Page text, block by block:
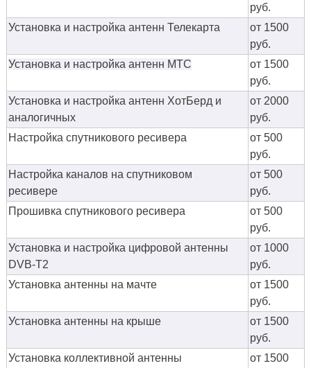
руб.
Установка и настройка антенн Телекарта
от 1500
руб.
Установка и настройка антенн МТС
от 1500
руб.
Установка и настройка антенн ХотБерд и
аналогичных
от 2000
руб.
Настройка спутникового ресивера
от 500
руб.
Настройка каналов на спутниковом
ресивере
от 500
руб.
Прошивка спутникового ресивера
от 500
руб.
Установка и настройка цифровой антенны
DVB-T2
от 1000
руб.
Установка антенны на мачте
от 1500
руб.
Установка антенны на крыше
от 1500
руб.
Установка коллективной антенны
от 1500